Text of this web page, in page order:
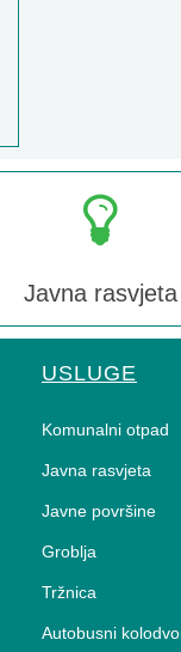
Javna rasvjeta
USLUGE
Komunalni otpad
Javna rasvjeta
Javne površine
Groblja
Tržnica
Autobusni